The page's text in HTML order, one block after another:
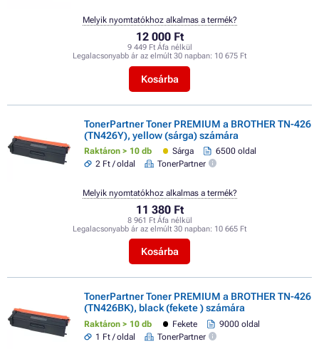
12 000 Ft
9 449 Ft Áfa nélkül
Legalacsonyabb ár az elmúlt 30 napban: 10 675 Ft
Kosárba
Melyik nyomtatókhoz alkalmas a termék?
TonerPartner Toner PREMIUM a BROTHER TN-426
(TN426Y), yellow (sárga) számára
Raktáron > 10 db Sárga
6500 oldal
2 Ft / oldal
TonerPartner
11 380 Ft
8 961 Ft Áfa nélkül
Legalacsonyabb ár az elmúlt 30 napban: 10 665 Ft
Kosárba
Melyik nyomtatókhoz alkalmas a termék?
TonerPartner Toner PREMIUM a BROTHER TN-426
(TN426BK), black (fekete ) számára
Raktáron > 10 db Fekete
9000 oldal
1 Ft / oldal
TonerPartner